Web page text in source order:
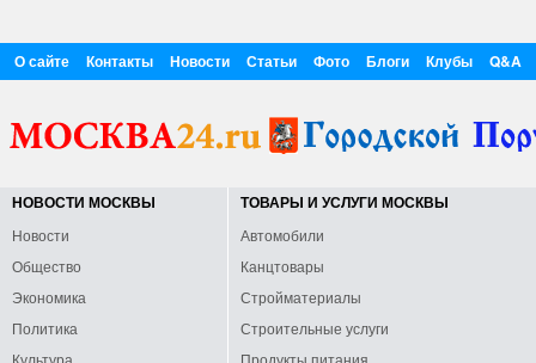
О сайте Контакты Новости Статьи Фото Блоги Клубы Q&A
НОВОСТИ МОСКВЫ
Новости
Общество
Экономика
Политика
Культура
ТОВАРЫ И УСЛУГИ МОСКВЫ
Автомобили
Канцтовары
Стройматериалы
Строительные услуги
Продукты питания